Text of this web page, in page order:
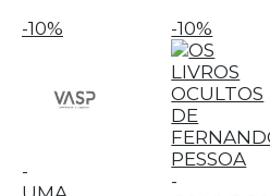
-10%
-
-10%
-